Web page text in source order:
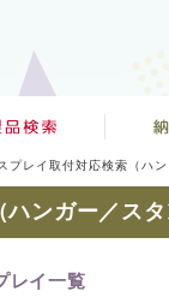
プレイ取付対応検索（ハ
ンガー／ス
レイ一覧